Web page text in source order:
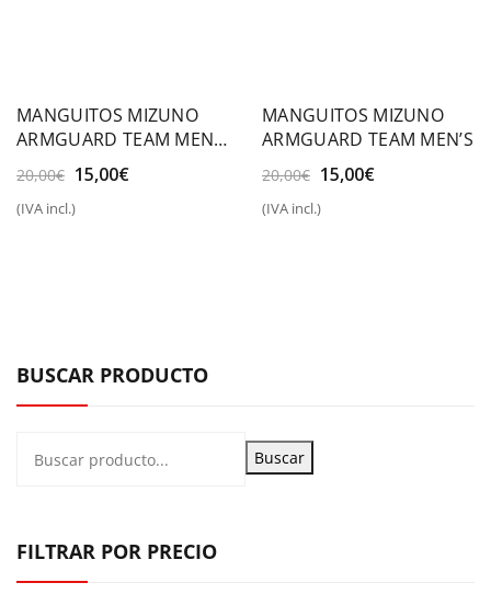
MANGUITOS MIZUNO
ARMGUARD TEAM MEN
20,00€ El
original
15,00€El
(IVA incl.)
MANGUITOS MIZUNO
ARMGUARD TEAM MEN’S
20,00€ El
original
15,00€El
(IVA incl.)
BUSCAR PRODUCTO
Buscar
FILTRAR POR PRECIO